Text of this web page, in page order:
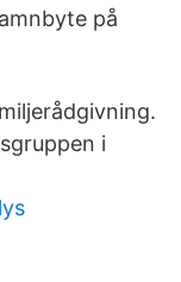
på
i